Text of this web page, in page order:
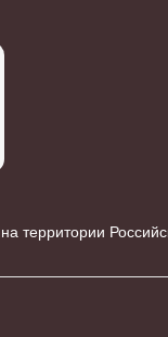
территории